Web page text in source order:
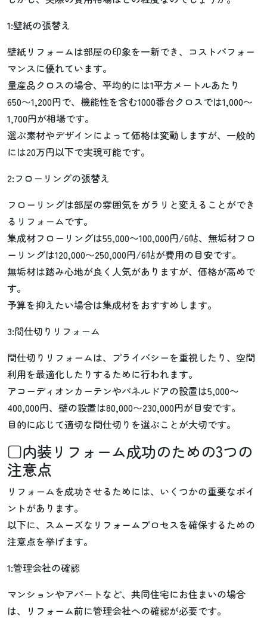
1:壁紙の張替え
壁紙リフォームは部屋の印象を一新でき、コストパフォー
マンスに優れています。
量産品クロスの場合、平均的には1平方メートルあたり
650〜1,200円で、機能性を含む1000番台クロスでは1,000〜
1,700円が相場です。
選ぶ素材やデザインによって価格は変動しますが、一般的
には20万円以下で実現可能です。
2:フローリングの張替え
フローリングは部屋の雰囲気をガラリと変えることができ
るリフォームです。
集成材フローリングは55,000〜100,000円/6帖、無垢材フロ
ーリングは120,000〜250,000円/6帖が費用の目安です。
無垢材は踏み心地が良く人気がありますが、価格が高めで
す。
予算を抑えたい場合は集成材をおすすめします。
3:間仕切りリフォーム
間仕切りリフォームは、プライバシーを重視したり、空間
利用を最適化したりするために行われます。
アコーディオンカーテンやパネルドアの設置は5,000〜
400,000円、壁の設置は80,000〜230,000円が目安です。
目的に応じて適切な間仕切りを選ぶことが大切です。
□内装リフォーム成功のための3つの
注意点
リフォームを成功させるためには、いくつかの重要なポイ
ントがあります。
以下に、スムーズなリフォームプロセスを確保するための
注意点を挙げます。
1:管理会社の確認
マンションやアパートなど、共同住宅にお住まいの場合
は、リフォーム前に管理会社への確認が必要です。